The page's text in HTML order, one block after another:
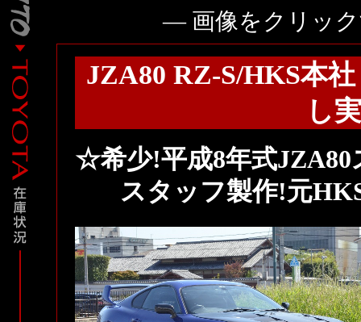
― 画像をクリッ
JZA80 RZ-S/HKS本
し
☆希少!平成8年式JZA80
スタッフ製作!元